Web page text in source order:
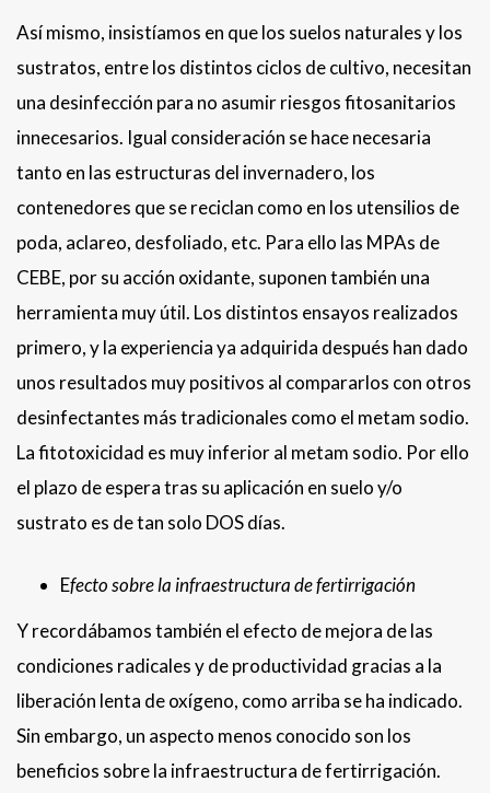
Así mismo, insistíamos en que los suelos naturales y los
sustratos, entre los distintos ciclos de cultivo, necesitan
una desinfección para no asumir riesgos fitosanitarios
innecesarios. Igual consideración se hace necesaria
tanto en las estructuras del invernadero, los
contenedores que se reciclan como en los utensilios de
poda, aclareo, desfoliado, etc. Para ello las MPAs de
CEBE, por su acción oxidante, suponen también una
herramienta muy útil. Los distintos ensayos realizados
primero, y la experiencia ya adquirida después han dado
unos resultados muy positivos al compararlos con otros
desinfectantes más tradicionales como el metam sodio.
La fitotoxicidad es muy inferior al metam sodio. Por ello
el plazo de espera tras su aplicación en suelo y/o
sustrato es de tan solo DOS días.
Efecto sobre la infraestructura de fertirrigación
Y recordábamos también el efecto de mejora de las
condiciones radicales y de productividad gracias a la
liberación lenta de oxígeno, como arriba se ha indicado.
Sin embargo, un aspecto menos conocido son los
beneficios sobre la infraestructura de fertirrigación.